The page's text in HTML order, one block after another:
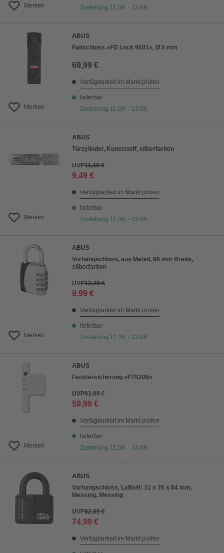
Merken
Zustellung 11.08. - 13.08.
Merken
ABUS
Faltschloss »FD Lock 9501«, Ø 5 mm
69,99 €
Verfügbarkeit im Markt prüfen
lieferbar
Zustellung 11.08. - 13.08.
Merken
ABUS
Türzylinder, Kunststoff, silberfarben
UVP11,49 €
9,49 €
Verfügbarkeit im Markt prüfen
lieferbar
Zustellung 11.08. - 13.08.
Merken
ABUS
Vorhangschloss, aus Metall, 98 mm Breite,
silberfarben
UVP12,49 €
9,99 €
Verfügbarkeit im Markt prüfen
lieferbar
Zustellung 11.08. - 13.08.
Merken
ABUS
Fenstersicherung »FTS206«
UVP93,99 €
59,99 €
Verfügbarkeit im Markt prüfen
lieferbar
Zustellung 11.08. - 13.08.
ABUS
Vorhangschloss, LxBxH: 31 x 35 x 84 mm,
Messing, Messing
UVP82,99 €
74,99 €
Verfügbarkeit im Markt prüfen